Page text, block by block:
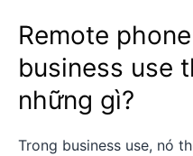
Remote
business use
những gì?
Trong business use, nó